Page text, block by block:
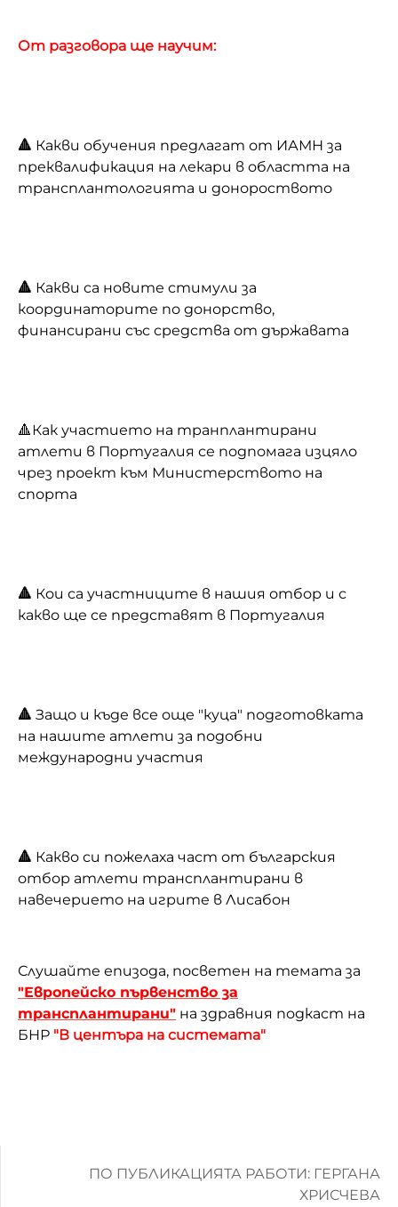
От разговора ще научим:
🔺 Какви обучения предлагат от ИАМН за
преквалификация на лекари в областта на
трансплантологията и донороството
🔺 Какви са новите стимули за
координаторите по донорство,
финансирани със средства от държавата
🔺Как участието на транплантирани
атлети в Португалия се подпомага изцяло
чрез проект към Министерството на
спорта
🔺 Кои са участниците в нашия отбор и с
какво ще се представят в Португалия
🔺 Защо и къде все още "куца" подготовката
на нашите атлети за подобни
международни участия
🔺 Какво си пожелаха част от българския
отбор атлети трансплантирани в
навечерието на игрите в Лисабон
Слушайте епизода, посветен на темата за
"Европейско първенство за
трансплантирани" на здравния подкаст на
БНР "В центъра на системата"
ПО ПУБЛИКАЦИЯТА РАБОТИ: ГЕРГАНА
ХРИСЧЕВА